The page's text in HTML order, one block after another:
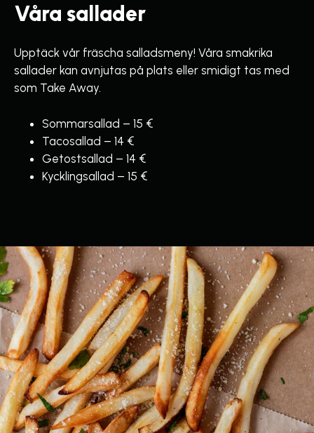
Våra sallader
Upptäck vår fräscha salladsmeny! Våra smakrika
sallader kan avnjutas på plats eller smidigt tas med
som Take Away.
Sommarsallad – 15 €
Tacosallad – 14 €
Getostsallad – 14 €
Kycklingsallad – 15 €